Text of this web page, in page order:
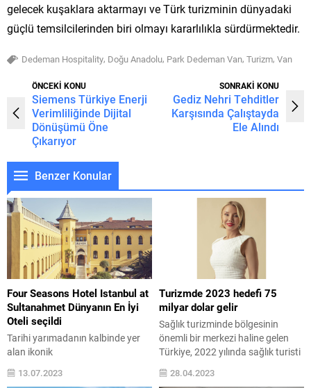
gelecek kuşaklara aktarmayı ve Türk turizminin dünyadaki
güçlü temsilcilerinden biri olmayı kararlılıkla sürdürmektedir.
Dedeman Hospitality, Doğu Anadolu, Park Dedeman Van, Turizm, Van
ÖNCEKİ KONU
Siemens Türkiye Enerji
Verimliliğinde Dijital
Dönüşümü Öne
Çıkarıyor
SONRAKİ KONU
Gediz Nehri Tehditler
Karşısında Çalıştayda
Ele Alındı
Benzer Konular
Four Seasons Hotel Istanbul at
Sultanahmet Dünyanın En İyi
Oteli seçildi
Tarihi yarımadanın kalbinde yer
alan ikonik
otel Travel+Leisure dergisinin 2023
World’s Best
13.07.2023
Turizmde 2023 hedefi 75
milyar dolar gelir
Sağlık turizminde bölgesinin
önemli bir merkezi haline gelen
Türkiye, 2022 yılında sağlık turisti
sayısında dünyada ilk sırada yer
aldı. Bu yıl depremle birlikte bir
28.04.2023